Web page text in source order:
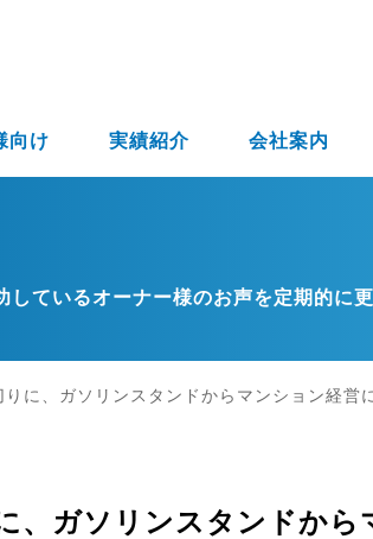
向け 実績紹介 会社案内
ているオーナー様のお声を定期的に更
に、ガソリンスタンドからマンション経営
、ガソリンスタンドか